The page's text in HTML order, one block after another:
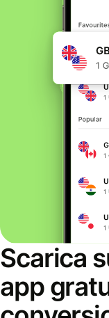
Scarica
app